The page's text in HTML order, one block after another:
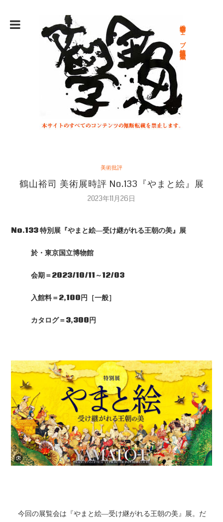
総合文学ウェブ情報誌 文学金魚
美術批評
鶴山裕司 美術展時評 No.133『やまと絵』展
2023年11月26日
No.133 特別展『やまと絵―受け継がれる王朝の美』展
於・東京国立博物館
会期＝2023/10/11 ～12/03
入館料＝2,100円［一般］
カタログ＝3,300円
今回の展覧会は『やまと絵―受け継がれる王朝の美』展。だ